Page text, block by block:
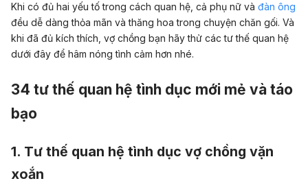
Khi có đủ hai yếu tố trong cách quan hệ, cả phụ nữ và đàn ông
đều dễ dàng thỏa mãn và thăng hoa trong chuyện chăn gối. Và
khi đã đủ kích thích, vợ chồng bạn hãy thử các tư thế quan hệ
dưới đây để hâm nóng tình cảm hơn nhé.
34 tư thế quan hệ tình dục mới mẻ và táo
bạo
1. Tư thế quan hệ tình dục vợ chồng vặn
xoắn